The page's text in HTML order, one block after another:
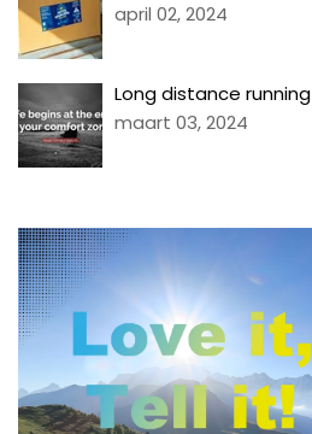
april 02, 2024
Long distance running
maart 03, 2024